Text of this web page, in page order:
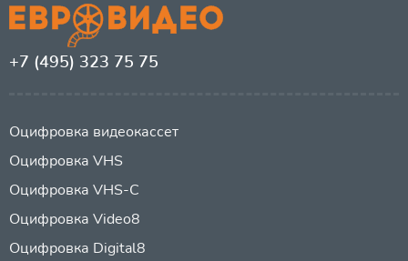
+7 (495) 323 75 75
Оцифровка видеокассет
Оцифровка VHS
Оцифровка VHS-C
Оцифровка Video8
Оцифровка Digital8